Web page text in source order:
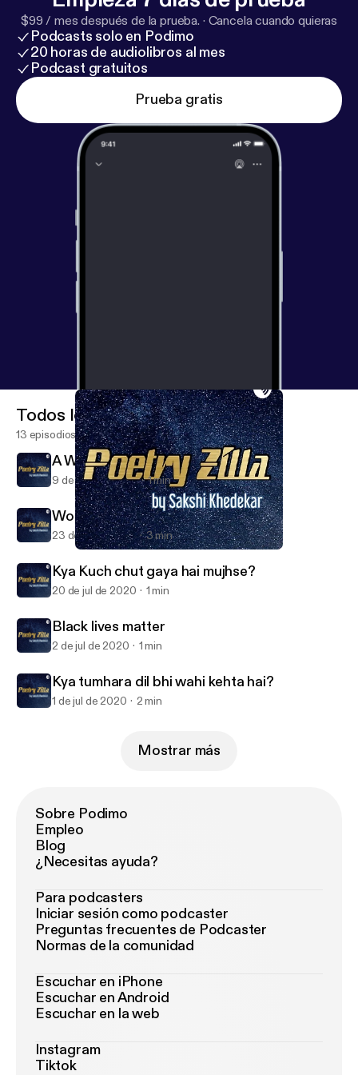
$99 / mes después de la prueba. · Cancela cuando quieras
Podcasts solo en Podimo
20 horas de audiolibros al mes
Podcast gratuitos
Prueba gratis
Poetry Zilla
Todos los episodios
13 episodios
A World of Imagination
9 de ago de 2020 1 min
Woh pehli mulaqat
23 de jul de 2020 3 min
Kya Kuch chut gaya hai mujhse?
20 de jul de 2020 1 min
Black lives matter
2 de jul de 2020 1 min
Kya tumhara dil bhi wahi kehta hai?
1 de jul de 2020 2 min
Mostrar más
Sobre Podimo
Empleo
Blog
¿Necesitas ayuda?
Para podcasters
Iniciar sesión como podcaster
Preguntas frecuentes de Podcaster
Normas de la comunidad
Escuchar en iPhone
Escuchar en Android
Escuchar en la web
Instagram
Tiktok